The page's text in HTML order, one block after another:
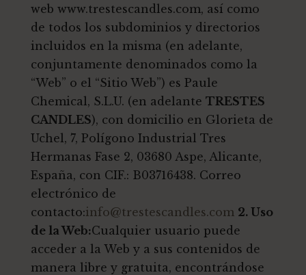
web www.trestescandles.com, así como
de todos los subdominios y directorios
incluidos en la misma (en adelante,
conjuntamente denominados como la
“Web” o el “Sitio Web”) es Paule
Chemical, S.L.U. (en adelante TRESTES
CANDLES), con domicilio en Glorieta de
Uchel, 7, Polígono Industrial Tres
Hermanas Fase 2, 03680 Aspe, Alicante,
España, con CIF.: B03716438. Correo
electrónico de
contacto:info@trestescandles.com 2. Uso
de la Web:Cualquier usuario puede
acceder a la Web y a sus contenidos de
manera libre y gratuita, encontrándose